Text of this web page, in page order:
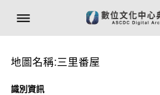
地圖名稱:三里番屋
識別資訊